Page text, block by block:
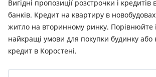
Вигідні пропозиції розстрочки і кредитів
банків. Кредит на квартиру в
житло на вторинному ринку. Порівнюйте
найкращі умови для покупки будинку або
кредит в Коростені.